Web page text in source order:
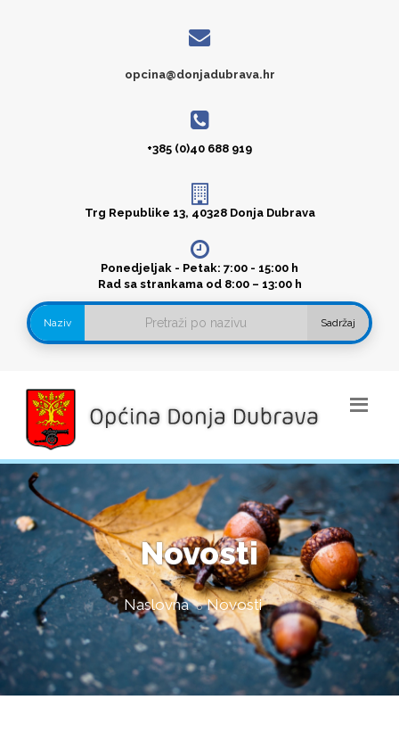
opcina@donjadubrava.hr
+385 (0)40 688 919
Trg Republike 13, 40328 Donja Dubrava
Ponedjeljak - Petak: 7:00 - 15:00 h
Rad sa strankama od 8:00 – 13:00 h
Naziv Sadržaj
Novosti
Naslovna Novosti